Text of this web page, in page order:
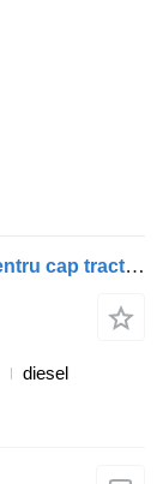
Pompă de ridicare a cabinei 1549740 pentru cap tractor DAF LF45, LF55, LF180, CF65, CF75, CF85 (2001-)
diesel